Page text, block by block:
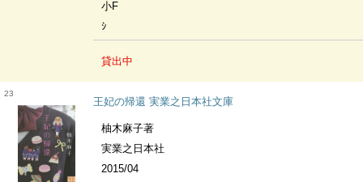
小F
ｼ
貸出中
23
王妃の帰還 実業之日本社文庫
柚木麻子著
実業之日本社
2015/04